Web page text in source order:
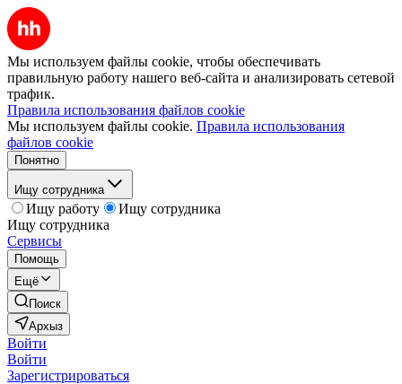
Мы используем файлы cookie, чтобы обеспечивать
правильную работу нашего веб-сайта и анализировать сетевой
трафик.
Правила использования файлов cookie
Мы используем файлы cookie. Правила использования
файлов cookie
Понятно
Ищу сотрудника
Ищу работу
Ищу сотрудника
Ищу сотрудника
Сервисы
Помощь
Ещё
Поиск
Архыз
Войти
Войти
Зарегистрироваться